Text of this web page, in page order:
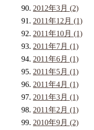
2012年3月 (2)
2011年12月 (1)
2011年10月 (1)
2011年7月 (1)
2011年6月 (1)
2011年5月 (1)
2011年4月 (1)
2011年3月 (1)
2011年2月 (1)
2010年9月 (2)